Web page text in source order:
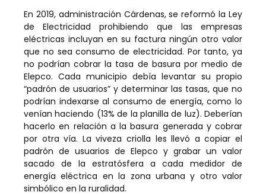
En 2019, administración Cárdenas, se reformó la Ley
de Electricidad prohibiendo que las empresas
eléctricas incluyan en su factura ningún otro valor
que no sea consumo de electricidad. Por tanto, ya
no podrían cobrar la tasa de basura por medio de
Elepco. Cada municipio debía levantar su propio
“padrón de usuarios” y determinar las tasas, que no
podrían indexarse al consumo de energía, como lo
venían haciendo (13% de la planilla de luz). Deberían
hacerlo en relación a la basura generada y cobrar
por otra vía. La viveza criolla les llevó a copiar el
padrón de usuarios de Elepco y grabar un valor
sacado de la estratósfera a cada medidor de
energía eléctrica en la zona urbana y otro valor
simbólico en la ruralidad.